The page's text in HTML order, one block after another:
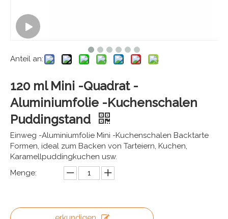
Anteil an:
120 ml Mini -Quadrat -
Aluminiumfolie -Kuchenschalen
Puddingstand
Einweg -Aluminiumfolie Mini -Kuchenschalen Backtarte
Formen, ideal zum Backen von Tarteiern, Kuchen,
Karamellpuddingkuchen usw.
Menge: